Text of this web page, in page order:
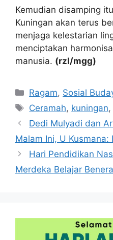
Kemudian disamping
Kuningan akan terus
menjaga kelestarian
menciptakan
manusia. (rzl/mgg)
Kategori
Ragam, Sosial
Tag
Ceramah, kuningan,
Dedi Mulyadi dan
Malam Ini, U Kusmana:
Hari Pendidikan
Merdeka Belajar